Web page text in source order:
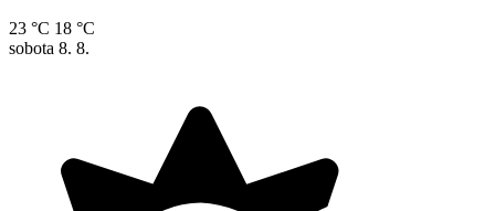
23 °C 18 °C
sobota 8. 8.